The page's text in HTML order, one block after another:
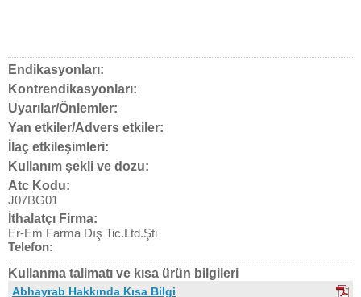
Endikasyonları:
Kontrendikasyonları:
Uyarılar/Önlemler:
Yan etkiler/Advers etkiler:
İlaç etkileşimleri:
Kullanım şekli ve dozu:
Atc Kodu:
J07BG01
İthalatçı Firma:
Er-Em Farma Dış Tic.Ltd.Şti
Telefon:
Kullanma talimatı ve kısa ürün bilgileri
Abhayrab Hakkında Kısa Bilgi